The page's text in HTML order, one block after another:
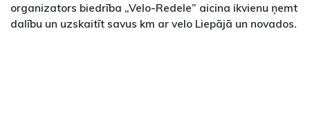
organizators biedrība „Velo-Redele” aicina ikvienu ņemt
dalību un uzskaitīt savus km ar velo Liepājā un novados.